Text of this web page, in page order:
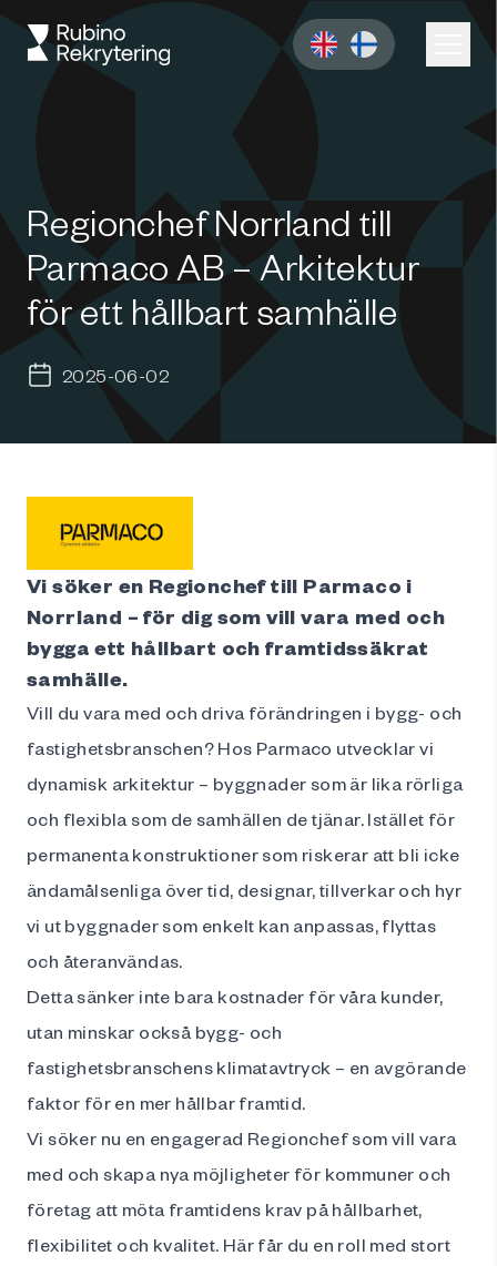
Regionchef Norrland till
Parmaco AB – Arkitektur
för ett hållbart samhälle
2025-06-02
Vi söker en Regionchef till Parmaco i
Norrland – för dig som vill vara med och
bygga ett hållbart och framtidssäkrat
samhälle.
Vill du vara med och driva förändringen i bygg- och
fastighetsbranschen? Hos Parmaco utvecklar vi
dynamisk arkitektur – byggnader som är lika rörliga
och flexibla som de samhällen de tjänar. Istället för
permanenta konstruktioner som riskerar att bli icke
ändamålsenliga över tid, designar, tillverkar och hyr
vi ut byggnader som enkelt kan anpassas, flyttas
och återanvändas.
Detta sänker inte bara kostnader för våra kunder,
utan minskar också bygg- och
fastighetsbranschens klimatavtryck – en avgörande
faktor för en mer hållbar framtid.
Vi söker nu en engagerad Regionchef som vill vara
med och skapa nya möjligheter för kommuner och
företag att möta framtidens krav på hållbarhet,
flexibilitet och kvalitet. Här får du en roll med stort